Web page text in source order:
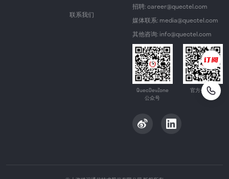
联系我们
招聘: career@quectel.com
媒体联系: media@quectel.com
其他咨询: info@quectel.com
QuecDevZone
公众号
官方公众号